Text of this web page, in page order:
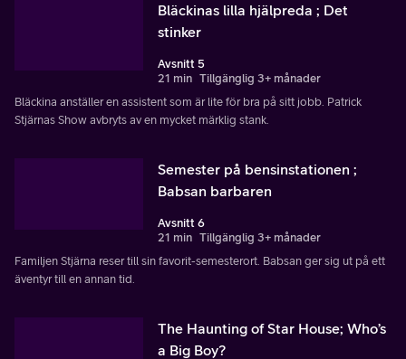
Bläckinas lilla hjälpreda ; Det
stinker
Avsnitt 5
21 min Tillgänglig 3+ månader
Bläckina anställer en assistent som är lite för bra på sitt jobb. Patrick
Stjärnas Show avbryts av en mycket märklig stank.
Semester på bensinstationen ;
Babsan barbaren
Avsnitt 6
21 min Tillgänglig 3+ månader
Familjen Stjärna reser till sin favorit-semesterort. Babsan ger sig ut på ett
äventyr till en annan tid.
The Haunting of Star House; Who’s
a Big Boy?